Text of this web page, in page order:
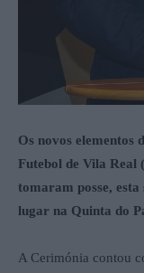
Os novos elementos
Futebol de Vila Real
tomaram posse,
lugar na Quinta do
A Cerimónia contou